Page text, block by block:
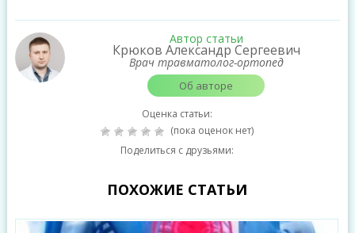
Автор статьи
Крюков Александр Сергеевич
Врач травматолог-ортопед
Об авторе
Оценка статьи:
(пока оценок нет)
Поделиться с друзьями:
ПОХОЖИЕ СТАТЬИ